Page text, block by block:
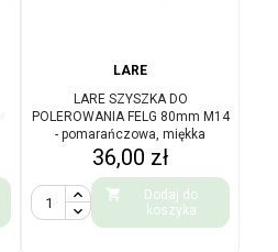
LARE
LARE SZYSZKA DO
POLEROWANIA FELG 80mm M14
- pomarańczowa, miękka
Cena
36,00 zł

Dodaj do
koszyka